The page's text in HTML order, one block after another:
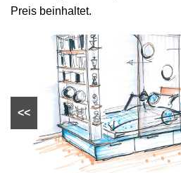
Preis beinhaltet.
<<